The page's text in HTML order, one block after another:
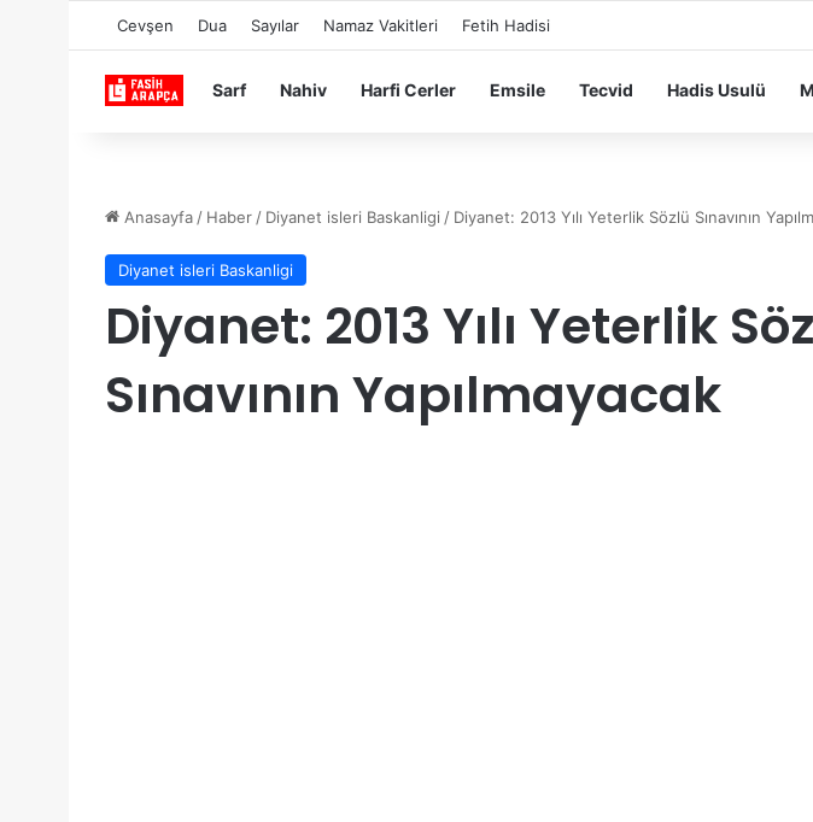
Cevşen Dua Sayılar Namaz Vakitleri Fetih Hadisi
Sarf Nahiv Harfi Cerler Emsile Tecvid Hadis Usulü
Anasayfa / Haber / Diyanet isleri Baskanligi / Diyanet: 2013 Yılı Yeterlik Sözlü Sınavının
Diyanet isleri Baskanligi
Diyanet: 2013 Yılı Yeterlik
Sınavının Yapılmayacak